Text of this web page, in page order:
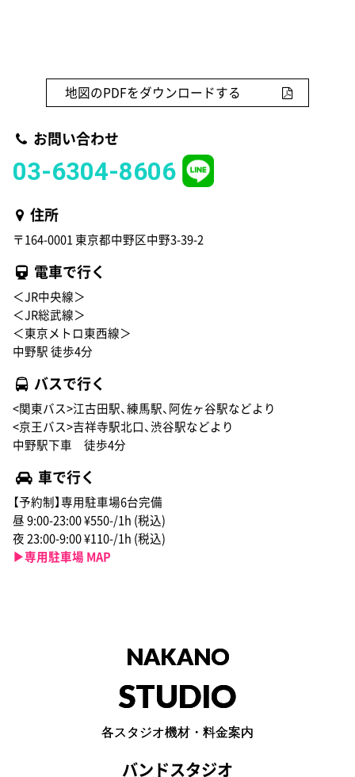
地図のPDFをダウンロードする
お問い合わせ
03-6304-8606
住所
〒164-0001 東京都中野区中野3-39-2
電車で行く
＜JR中央線＞
＜JR総武線＞
＜東京メトロ東西線＞
中野駅 徒歩4分
バスで行く
<関東バス>江古田駅、練馬駅、阿佐ヶ谷駅などより
<京王バス>吉祥寺駅北口、渋谷駅などより
中野駅下車 徒歩4分
車で行く
【予約制】専用駐車場6台完備
昼 9:00-23:00 ¥550-/1h (税込)
夜 23:00-9:00 ¥110-/1h (税込)
▶︎専用駐車場 MAP
NAKANO
STUDIO
各スタジオ機材・料金案内
バンドスタジオ